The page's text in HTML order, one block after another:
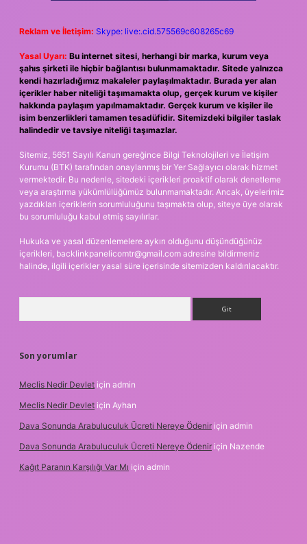
Reklam ve İletişim: Skype: live:.cid.575569c608265c69
Yasal Uyarı: Bu internet sitesi, herhangi bir marka, kurum veya
şahıs şirketi ile hiçbir bağlantısı bulunmamaktadır. Sitede yalnızca
kendi hazırladığımız makaleler paylaşılmaktadır. Burada yer alan
içerikler haber niteliği taşımamakta olup, gerçek kurum ve kişiler
hakkında paylaşım yapılmamaktadır. Gerçek kurum ve kişiler ile
isim benzerlikleri tamamen tesadüfidir. Sitemizdeki bilgiler taslak
halindedir ve tavsiye niteliği taşımazlar.
Sitemiz, 5651 Sayılı Kanun gereğince Bilgi Teknolojileri ve İletişim
Kurumu (BTK) tarafından onaylanmış bir Yer Sağlayıcı olarak hizmet
vermektedir. Bu nedenle, sitedeki içerikleri proaktif olarak denetleme
veya araştırma yükümlülüğümüz bulunmamaktadır. Ancak, üyelerimiz
yazdıkları içeriklerin sorumluluğunu taşımakta olup, siteye üye olarak
bu sorumluluğu kabul etmiş sayılırlar.
Hukuka ve yasal düzenlemelere aykırı olduğunu düşündüğünüz
içerikleri, backlinkpanelicomtr@gmail.com adresine bildirmeniz
halinde, ilgili içerikler yasal süre içerisinde sitemizden kaldırılacaktır.
Son yorumlar
Meclis Nedir Devlet için admin
Meclis Nedir Devlet için Ayhan
Dava Sonunda Arabuluculuk Ücreti Nereye Ödenir için admin
Dava Sonunda Arabuluculuk Ücreti Nereye Ödenir için Nazende
Kağıt Paranın Karşılığı Var Mı için admin